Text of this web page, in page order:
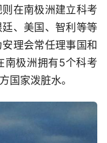
在南极洲建立科考
、美国、智利等等
理会常任理事国和
南极洲拥有5个科考
国家泼脏水。